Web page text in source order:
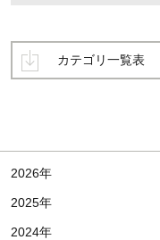
カテゴリ一覧表
2026年
2025年
2024年